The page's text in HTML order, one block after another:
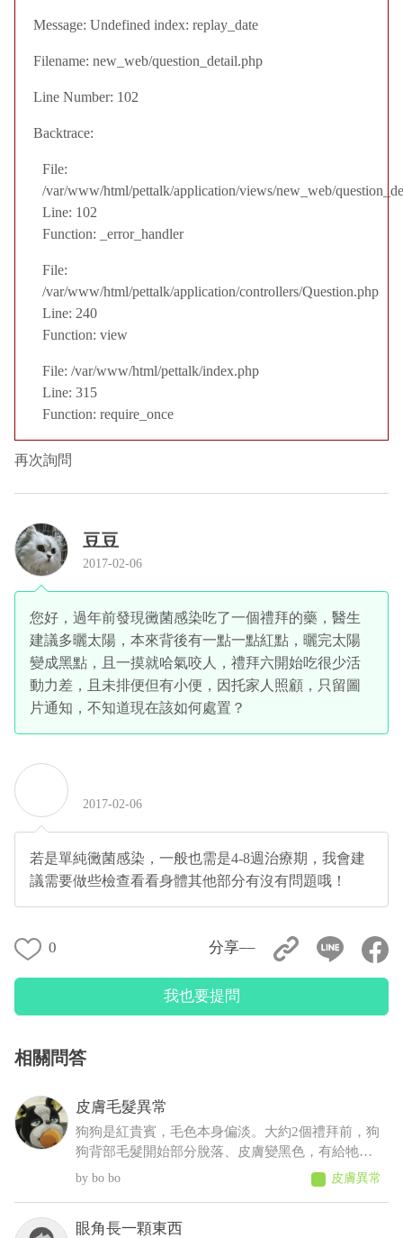
Message: Undefined index: replay_date
Filename: new_web/question_detail.php
Line Number: 102
Backtrace:
File:
/var/www/html/pettalk/application/views/new_web/
Line: 102
Function: _error_handler
File:
/var/www/html/pettalk/application/controllers/Question.php
Line: 240
Function: view
File: /var/www/html/pettalk/index.php
Line: 315
Function: require_once
再次詢問
豆豆
2017-02-06
您好，過年前發現黴菌感染吃了一個禮拜的藥，醫生
建議多曬太陽，本來背後有一點一點紅點，曬完太陽
變成黑點，且一摸就哈氣咬人，禮拜六開始吃很少活
動力差，且未排便但有小便，因托家人照顧，只留圖
片通知，不知道現在該如何處置？
2017-02-06
若是單純黴菌感染，一般也需是4-8週治療期，我會建
議需要做些檢查看看身體其他部分有沒有問題哦！
0 分享––
我也要提問
相關問答
皮膚毛髮異常
狗狗是紅貴賓，毛色本身偏淡。大約2個禮拜前，狗
狗背部毛髮開始部分脫落、皮膚變黑色，有給牠擦
人類的藥物(不知道會不會怎樣......)，也有帶去看獸
醫，但獸醫說這是正常老化不會怎樣，可是牠才5
bo bo 皮膚異常
眼角長一顆東西